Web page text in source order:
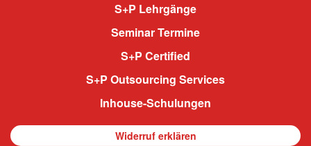
S+P Lehrgänge
Seminar Termine
S+P Certified
S+P Outsourcing Services
Inhouse-Schulungen
Widerruf erklären